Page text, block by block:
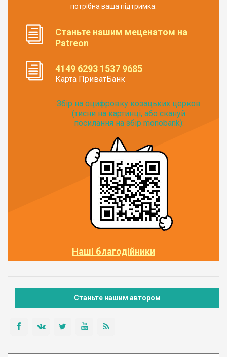
потрібна ваша підтримка.
Станьте нашим меценатом на
Patreon
4149 6293 1537 9685
Карта ПриватБанк
Збір на оцифровку козацьких церков
(тисни на картинці, або скануй
посилання на збір monobank):
Наші благодійники
Станьте нашим автором